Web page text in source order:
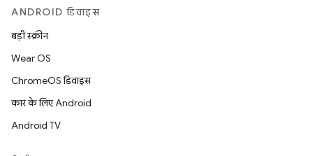
ANDROID डिवाइस
बड़ी स्क्रीन
Wear OS
ChromeOS डिवाइस
कार के लिए Android
Android TV